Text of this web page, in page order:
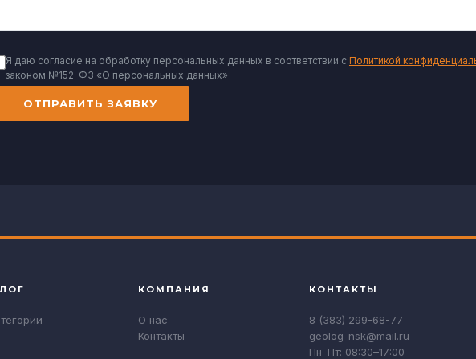
Я даю согласие на обработку персональных данных в соответствии с Политикой
законом №152-ФЗ «О персональных данных»
ОТПРАВИТЬ ЗАЯВКУ
КОМПАНИЯ
О нас
Контакты
КОНТАКТЫ
8 (383) 299-68-77
geolog-nsk@mail.ru
Пн–Пт: 08:30–17:00